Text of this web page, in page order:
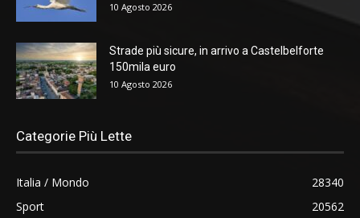
10 Agosto 2026
Strade più sicure, in arrivo a Castelbelforte
150mila euro
10 Agosto 2026
Categorie Più Lette
Italia / Mondo
28340
Sport
20562